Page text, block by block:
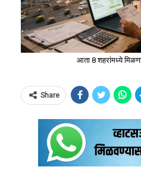
आता 8 शहरांमध्ये
Share